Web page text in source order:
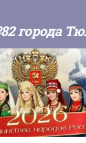
МБОУ